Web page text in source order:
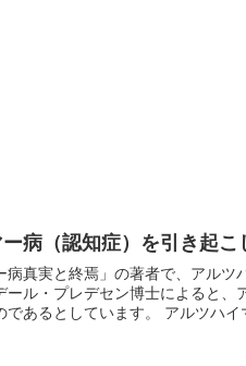
病（認知症）を引き起こ
病真実と終焉」の著者で、アル
ール・プレデセン博士によると、
であるとしています。 アルツハイ